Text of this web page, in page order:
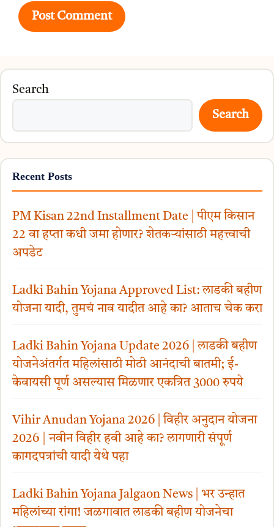
Search
Search
Recent Posts
PM Kisan 22nd Installment Date | पीएम किसान
22 वा हप्ता कधी जमा होणार? शेतकऱ्यांसाठी महत्त्वाची
अपडेट
Ladki Bahin Yojana Approved List: लाडकी बहीण
योजना यादी, तुमचं नाव यादीत आहे का? आताच चेक करा
Ladki Bahin Yojana Update 2026 | लाडकी बहीण
योजनेअंतर्गत महिलांसाठी मोठी आनंदाची बातमी; ई-
केवायसी पूर्ण असल्यास मिळणार एकत्रित 3000 रुपये
Vihir Anudan Yojana 2026 | विहीर अनुदान योजना
2026 | नवीन विहीर हवी आहे का? लागणारी संपूर्ण
कागदपत्रांची यादी येथे पहा
Ladki Bahin Yojana Jalgaon News | भर उन्हात
महिलांच्या रांगा! जळगावात लाडकी बहीण योजनेचा